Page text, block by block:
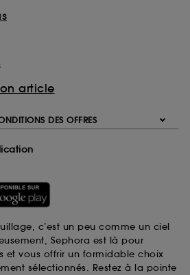
article
DES OFFRES
c’est un peu comme un ciel
Sephora est là pour
et vous offrir un formidable choix
sélectionnés. Restez à la pointe